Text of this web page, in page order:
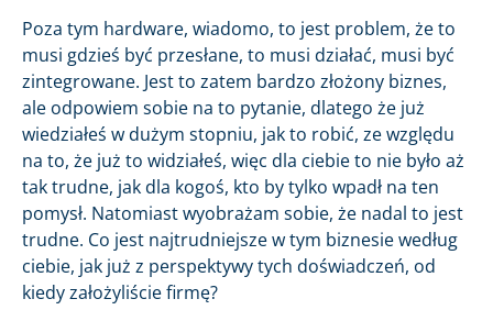
Poza tym hardware, wiadomo, to jest problem, że to
musi gdzieś być przesłane, to musi działać, musi być
zintegrowane. Jest to zatem bardzo złożony biznes,
ale odpowiem sobie na to pytanie, dlatego że już
wiedziałeś w dużym stopniu, jak to robić, ze względu
na to, że już to widziałeś, więc dla ciebie to nie było aż
tak trudne, jak dla kogoś, kto by tylko wpadł na ten
pomysł. Natomiast wyobrażam sobie, że nadal to jest
trudne. Co jest najtrudniejsze w tym biznesie według
ciebie, jak już z perspektywy tych doświadczeń, od
kiedy założyliście firmę?